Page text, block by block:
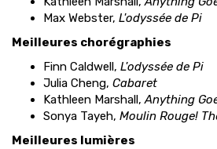
Max Webster, L'odyssée de Pi
Meilleures chorégraphies
Finn Caldwell, L'odyssée de Pi
Julia Cheng, Cabaret
Kathleen Marshall,Anything
Sonya Tayeh, Moulin Rouge!
Meilleures lumières